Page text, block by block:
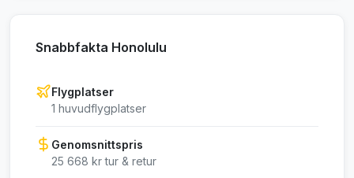
Snabbfakta Honolulu
Flygplatser
1 huvudflygplatser
Genomsnittspris
25 668 kr tur & retur